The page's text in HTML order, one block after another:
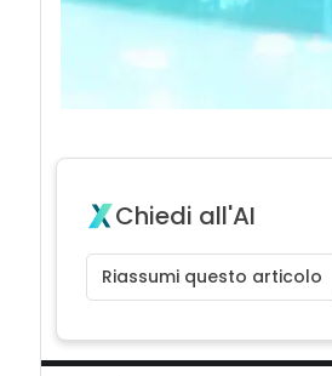
Chiedi all'AI
Riassumi questo articolo